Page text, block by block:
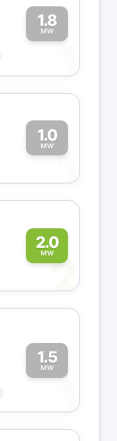
1.8
MW
1
1.0
MW1
2.0
MW
2
1.5
MW
1